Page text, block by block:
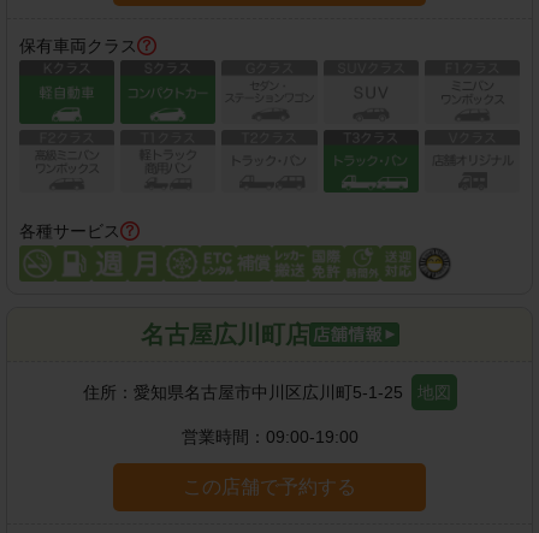
保有車両クラス
各種サービス
名古屋広川町店
住所： 愛知県名古屋市中川区広川町5-1-25 地図
営業時間： 09:00-19:00
この店舗で予約する